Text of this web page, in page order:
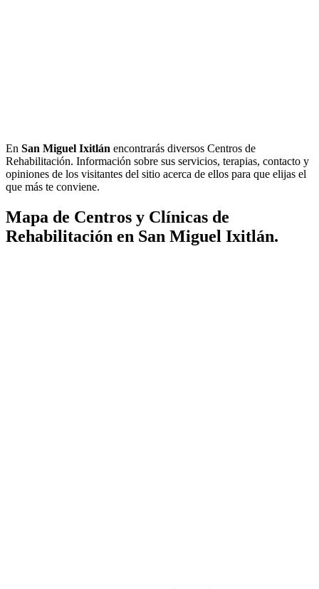
En San Miguel Ixitlán encontrarás diversos Centros de
Rehabilitación. Información sobre sus servicios, terapias, contacto y
opiniones de los visitantes del sitio acerca de ellos para que elijas el
que más te conviene.
Mapa de Centros y Clínicas de
Rehabilitación en San Miguel Ixitlán.